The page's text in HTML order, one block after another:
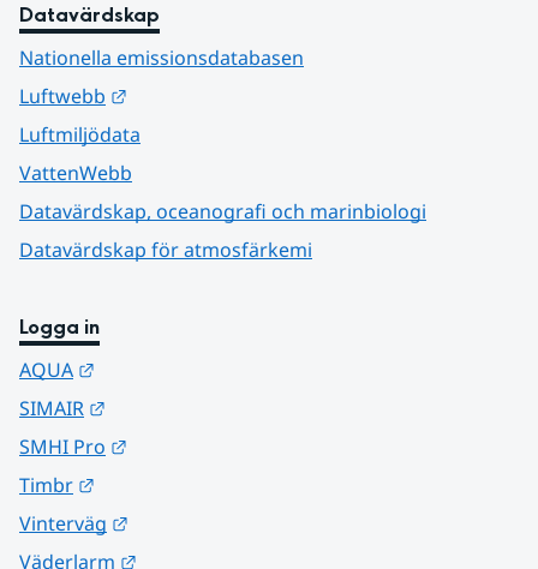
Datavärdskap
Nationella emissionsdatabasen
Luftwebb
Luftmiljödata
VattenWebb
Datavärdskap, oceanografi och marinbiologi
Datavärdskap för atmosfärkemi
Logga in
AQUA
SIMAIR
SMHI Pro
Timbr
Vinterväg
Väderlarm